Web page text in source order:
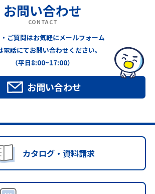
お問い合わせ
CONTACT
ご質問はお気軽にメールフォーム
電話にてお問い合わせください。
（平日8:00~17:00）
お問い合わせ
カタログ・資料請求